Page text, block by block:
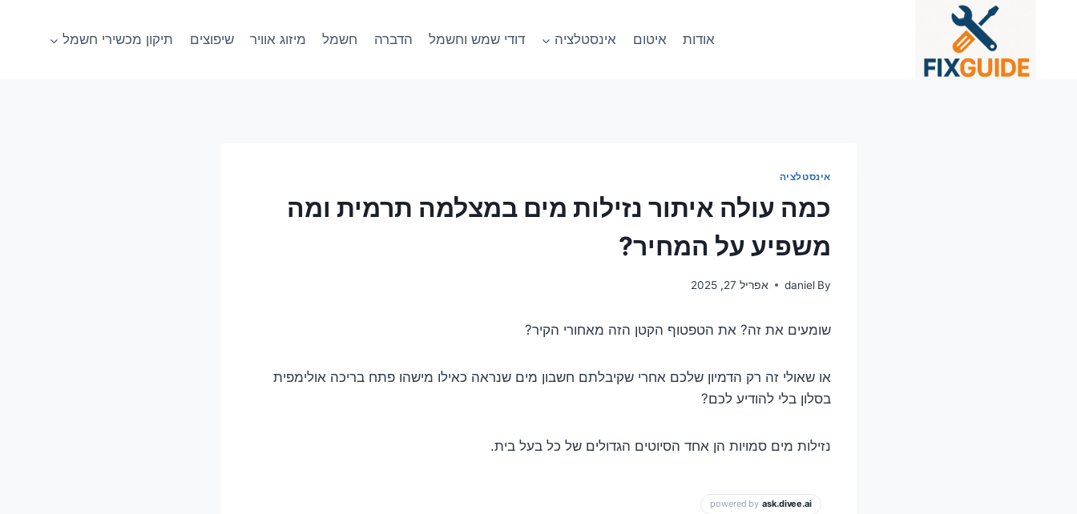
אודות איטום אינסטלציה דודי שמש וחשמל הדברה חשמל מיזוג אוויר שיפוצים תיקון מכשירי חשמל
אינסטלציה
כמה עולה איתור נזילות מים במצלמה תרמית ומה
משפיע על המחיר?
By
daniel אפריל 27, 2025
שומעים את זה? את הטפטוף הקטן הזה מאחורי הקיר?
או שאולי זה רק הדמיון שלכם אחרי שקיבלתם חשבון מים שנראה כאילו מישהו פתח בריכה אולימפית
בסלון בלי להודיע לכם?
נזילות מים סמויות הן אחד הסיוטים הגדולים של כל בעל בית.